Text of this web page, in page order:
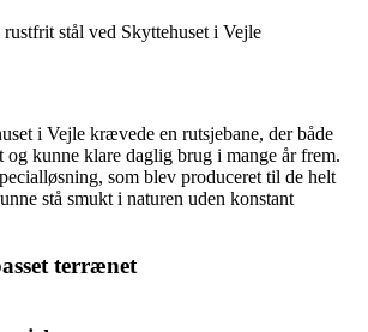
i Vejle krævede en rutsjebane, der både
og kunne klare daglig brug i mange år frem.
som blev produceret til de helt
stå smukt i naturen uden konstant
terrænet